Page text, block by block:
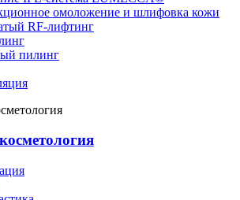
омоложение и шлифовка кожи
RF-лифтинг
пилинг